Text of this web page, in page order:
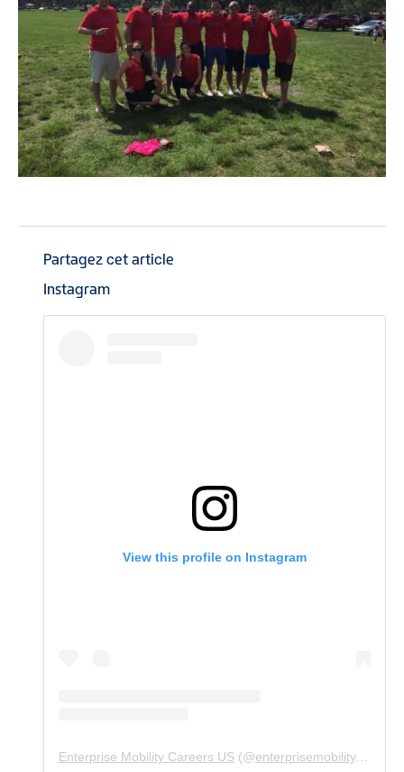
Partagez cet article
Instagram
View this profile on Instagram
Enterprise Mobility Careers US (@enterprisemobility.careers.us